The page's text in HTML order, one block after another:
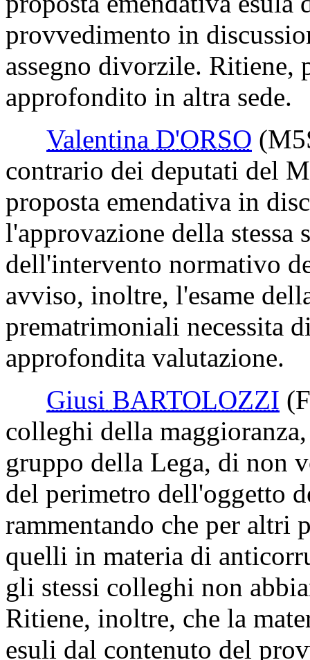
Anna Rita TATEO
dei deputati del suo
Bartolozzi 01.01,
proposta emendativa
provvedimento in
assegno divorzile. Ritiene,
approfondito in altra sede.
Valentina D'ORSO
contrario dei deputati del
proposta emendativa in
l'approvazione della stessa
dell'intervento normativo
avviso, inoltre, l'esame
prematrimoniali necessita
approfondita valutazione.
Giusi BARTOLOZZI
colleghi della
gruppo della Lega, di non
del perimetro dell'oggetto
rammentando che per altri